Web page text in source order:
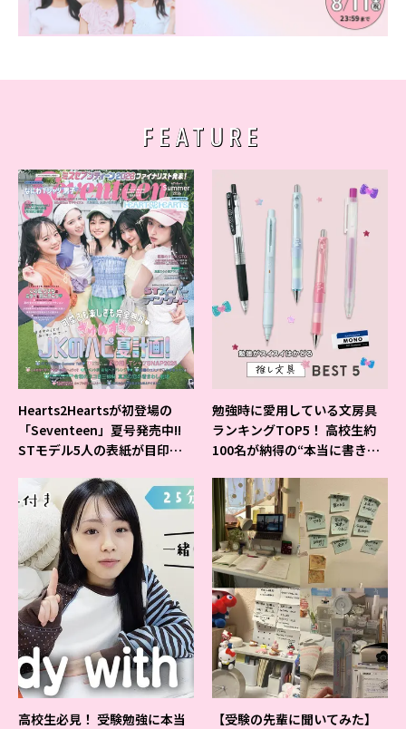
FEATURE
Hearts2Heartsが初登場の
「Seventeen」夏号発売中!!
STモデル5人の表紙が目印だ
勉強時に愛用している文房具
ランキングTOP5！ 高校生約
100名が納得の“本当に書きや
高校生必見！ 受験勉強に本当
【受験の先輩に聞いてみた】